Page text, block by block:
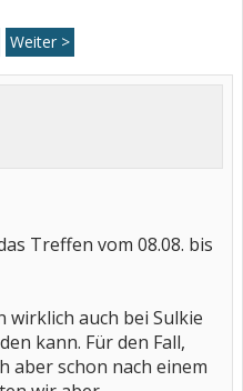
Weiter >
Treffen vom 08.08. bis
wirklich auch bei Sulkie
kann. Für den Fall,
aber schon nach einem